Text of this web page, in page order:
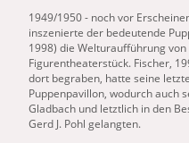
1949/1950 - noch vor
inszenierte der bedeutende
1998) die Welturaufführung
Figurentheaterstück. Fischer,
dort begraben, hatte seine
Puppenpavillon, wodurch auch
Gladbach und letztlich in den
Gerd J. Pohl gelangten.